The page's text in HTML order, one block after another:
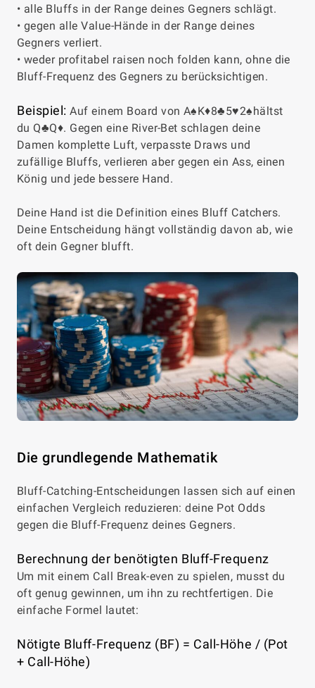
• alle Bluffs in der Range deines Gegners schlägt.
• gegen alle Value-Hände in der Range deines
Gegners verliert.
• weder profitabel raisen noch folden kann, ohne die
Bluff-Frequenz des Gegners zu berücksichtigen.
Beispiel: Auf einem Board von A♠K♦8♣5♥2♠hältst
du Q♣Q♦. Gegen eine River-Bet schlagen deine
Damen komplette Luft, verpasste Draws und
zufällige Bluffs, verlieren aber gegen ein Ass, einen
König und jede bessere Hand.
Deine Hand ist die Definition eines Bluff Catchers.
Deine Entscheidung hängt vollständig davon ab, wie
oft dein Gegner blufft.
Die grundlegende Mathematik
Bluff-Catching-Entscheidungen lassen sich auf einen
einfachen Vergleich reduzieren: deine Pot Odds
gegen die Bluff-Frequenz deines Gegners.
Berechnung der benötigten Bluff-Frequenz
Um mit einem Call Break-even zu spielen, musst du
oft genug gewinnen, um ihn zu rechtfertigen. Die
einfache Formel lautet:
Nötigte Bluff-Frequenz (BF) = Call-Höhe / (Pot
+ Call-Höhe)